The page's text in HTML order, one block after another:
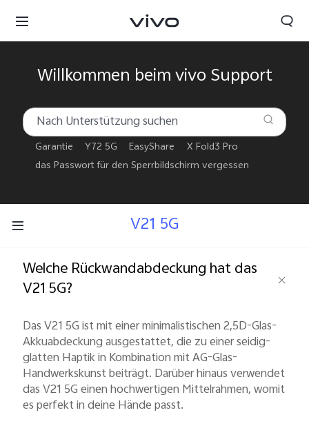
Österreich | Land/Region auswählen
Willkommen beim vivo Support
Garantie Y72 5G EasyShare
X Fold3 Pro
das Passwort für den Sperrbildschirm vergessen
V21 5G
Welche Rückwandabdeckung hat das
V21 5G?
Das V21 5G ist mit einer minimalistischen 2,5D-Glas-
Akkuabdeckung ausgestattet, die zu einer seidig-
glatten Haptik in Kombination mit AG-Glas-
Handwerkskunst beiträgt. Darüber hinaus verwendet
das V21 5G einen hochwertigen Mittelrahmen, womit
es perfekt in deine Hände passt.